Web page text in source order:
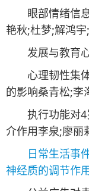
眼部情绪信息
艳秋;杜梦;解鸿
发展与教育
心理韧性集体
的影响桑青松;李
执行功能对4
介作用李泉;廖丽
日常生活事
神经质的调节作